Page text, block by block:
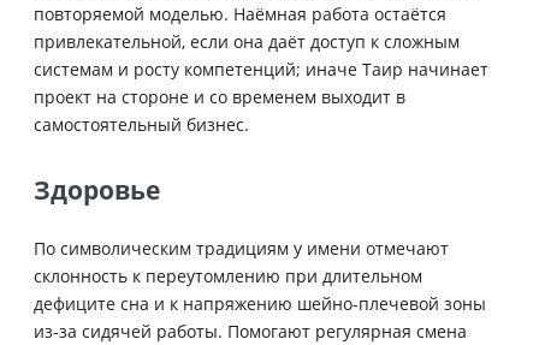
повторяемой моделью. Наёмная работа остаётся
привлекательной, если она даёт доступ к сложным
системам и росту компетенций; иначе Таир начинает
проект на стороне и со временем выходит в
самостоятельный бизнес.
Здоровье
По символическим традициям у имени отмечают
склонность к переутомлению при длительном
дефиците сна и к напряжению шейно-плечевой зоны
из-за сидячей работы. Помогают регулярная смена